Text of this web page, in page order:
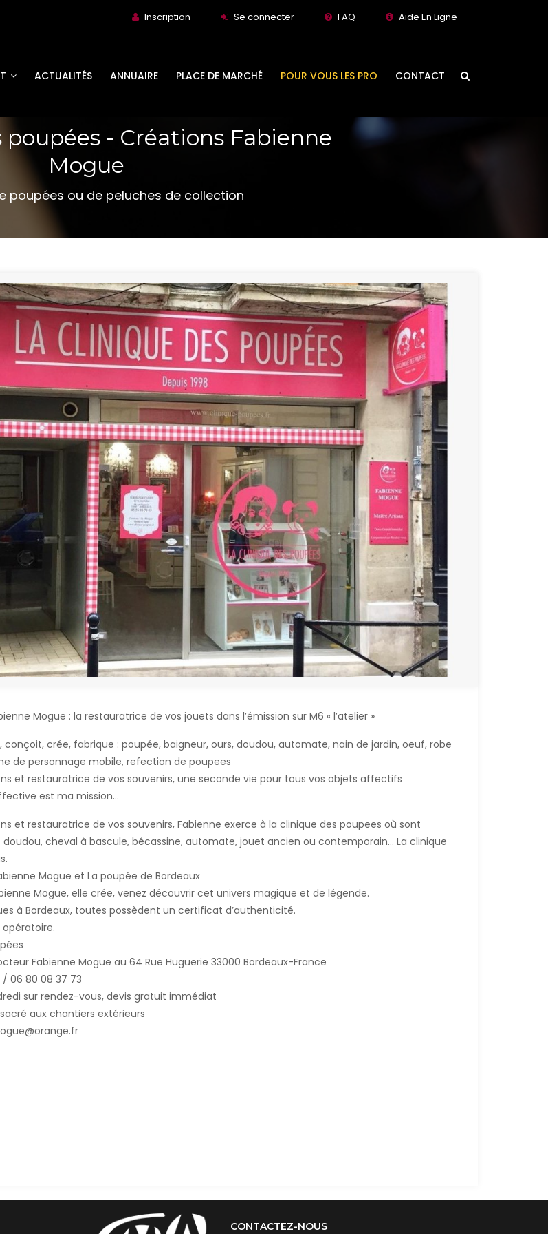
Inscription Se connecter FAQ Aide En Ligne
ACTUALITÉS ANNUAIRE PLACE DE MARCHÉ POUR VOUS LES PRO CONTACT
poupées - Créations Fabienne
Mogue
poupées ou de peluches de collection
Mogue : la restauratrice de vos jouets dans l’émission sur M6 « l’atelier »
conçoit, crée, fabrique : poupée, baigneur, ours, doudou, automate, nain de jardin, oeuf, robe
de personnage mobile, refection de poupees
et restauratrice de vos souvenirs, une seconde vie pour tous vos objets affectifs
est ma mission...
et restauratrice de vos souvenirs, Fabienne exerce à la clinique des poupees où sont
doudou, cheval à bascule, bécassine, automate, jouet ancien ou contemporain... La clinique
Mogue et La poupée de Bordeaux
Mogue, elle crée, venez découvrir cet univers magique et de légende.
à Bordeaux, toutes possèdent un certificat d’authenticité.
opératoire.
Fabienne Mogue au 64 Rue Huguerie 33000 Bordeaux-France
/ 06 80 08 37 73
sur rendez-vous, devis gratuit immédiat
aux chantiers extérieurs
CONTACTEZ-NOUS